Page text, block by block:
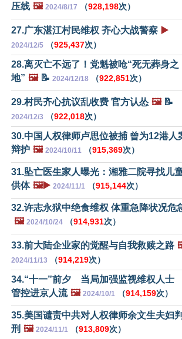
压线 🖼️ 2024/8/17 （928,198次）
27.广东湛江村民维权 齐心大战警察 ▶️
2024/12/5 （925,437次）
28.离灭亡不远了！党魁被呛“死无葬身之
地” 🖼️📝 2024/12/18 （922,851次）
29.村民齐心抗议乱收费 官方认怂 🖼️📝
2024/12/3 （922,018次）
30.中国人权律师卢思位被捕 曾为12港人
辩护 🖼️ 2024/10/11 （915,369次）
31.坠亡医生家人曝光：湘雅二院寻找儿
供体 🖼️▶️ 2024/11/1 （915,144次）
32.许志永狱中绝食维权 体重急降状况危
🖼️ 2024/10/24 （914,931次）
33.前大陆企业家的觉醒与自我救赎之路
2024/11/13 （914,219次）
34.“十一”前夕 当局加强监视维权人士
管控进京人流 🖼️ 2024/10/1 （914,159次）
35.美国谴责中共对人权律师余文生夫妇判
刑 🖼️ 2024/11/1 （913,809次）